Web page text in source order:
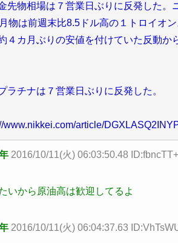
物相場は７営業日ぶりに反発した。
物は前週末比8.5ドル高の１トロイオ
４カ月ぶりの安値を付けていた反動
チナは７営業日ぶりに反発した。
www.nikkei.com/article/
2016/10/11(火) 06:03:50.48
いから原油高は歓迎してるよ
2016/10/11(火) 06:04:37.63